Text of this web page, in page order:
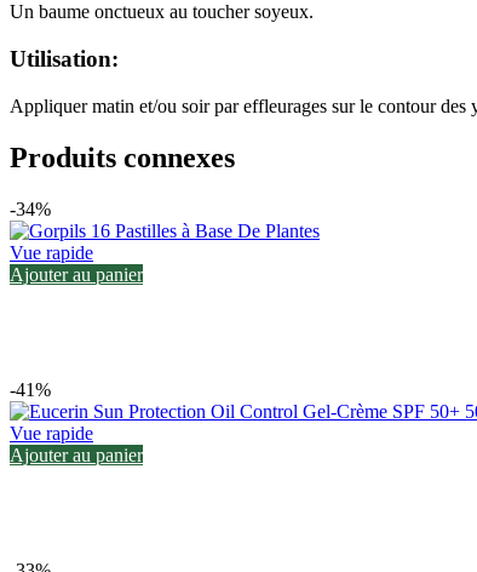
Un baume onctueux au toucher soyeux.
Utilisation:
Appliquer matin et/ou soir par effleurages sur le contour
Produits connexes
-34%
Vue rapide
Ajouter au panier
-41%
Vue rapide
Ajouter au panier